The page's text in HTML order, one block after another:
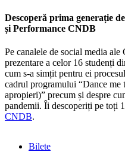
Descoperă prima generație
și Performance CNDB
Pe canalele de social media
prezentare a celor 16 studenți
cum s-a simțit pentru ei
cadrul programului “Dance
apropieri)” precum și despre
pandemii. Îi descoperiți pe toți
CNDB.
Bilete